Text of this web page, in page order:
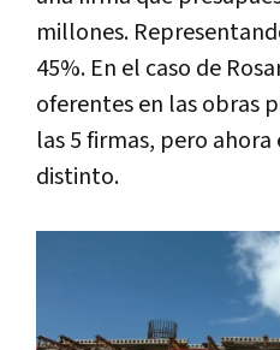
millones.
45%. En el caso de
oferentes en las obras
las 5 firmas, pero
distinto.